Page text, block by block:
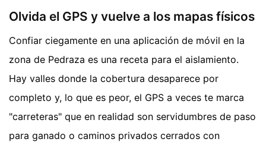
Olvida el GPS y vuelve a los mapas físicos
Confiar ciegamente en una aplicación de móvil en la
zona de Pedraza es una receta para el aislamiento.
Hay valles donde la cobertura desaparece por
completo y, lo que es peor, el GPS a veces te marca
"carreteras" que en realidad son servidumbres de paso
para ganado o caminos privados cerrados con